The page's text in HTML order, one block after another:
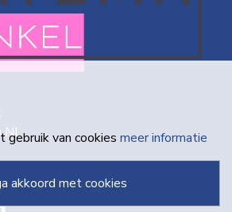
NL
van cookies meer informatie
akkoord met cookies